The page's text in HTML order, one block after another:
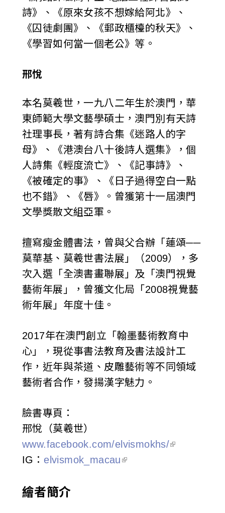
詩》、《原來女孩不想嫁給阿北》、
《囚徒劇團》、《郵政櫃檯的秋天》、
《學習如何當一個老公》等。
邢悅
本名莫羲世，一九八二年生於澳門，華
東師範大學文藝學碩士，澳門別有天詩
社理事長，著有詩合集《迷路人的字
母》、《港澳台八十後詩人選集》，個
人詩集《輕度流亡》、《記事詩》、
《被確定的事》、《日子過得空白一點
也不錯》、《唇》。曾獲第十一屆澳門
文學獎散文組亞軍。
擅寫瘦金體書法，曾與父合辦「蓮頌──
莫華基、莫羲世書法展」（2009），多
次入選「全澳書畫聯展」及「澳門視覺
藝術年展」，曾獲文化局「2008視覺藝
術年展」年度十佳。
2017年在澳門創立「翰墨藝術教育中
心」，現從事書法教育及書法設計工
作，近年與茶道、皮雕藝術等不同領域
藝術者合作，發揚漢字魅力。
臉書專頁：
邢悅（莫羲世）
www.facebook.com/elvismokhs/
IG： elvismok_macau
繪者簡介